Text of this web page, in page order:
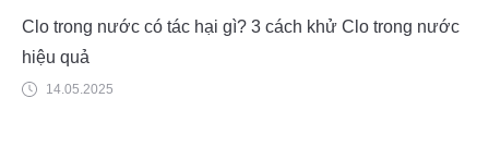
Clo trong nước có tác hại gì? 3 cách khử Clo trong nước
hiệu quả
14.05.2025